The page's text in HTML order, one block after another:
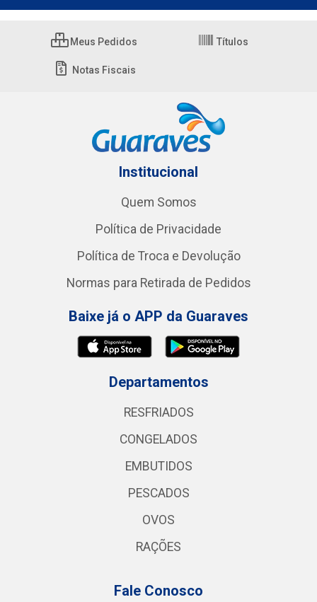
Meus Pedidos Títulos
Notas Fiscais
Institucional
Quem Somos
Política de Privacidade
Política de Troca e Devolução
Normas para Retirada de Pedidos
Baixe já o APP da Guaraves
Departamentos
RESFRIADOS
CONGELADOS
EMBUTIDOS
PESCADOS
OVOS
RAÇÕES
Fale Conosco